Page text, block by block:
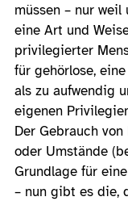
müssen – nur
eine Art und
privilegierter
für gehörlose,
als zu aufwendig
eigenen
Der Gebrauch
oder Umstände
Grundlage für
– nun gibt es die,